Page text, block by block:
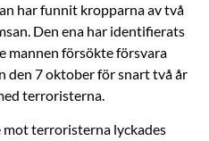
har funnit kropparna av två
Den ena har identifierats
mannen försökte försvara
den 7 oktober för snart två år
terroristerna.
mot terroristerna lyckades